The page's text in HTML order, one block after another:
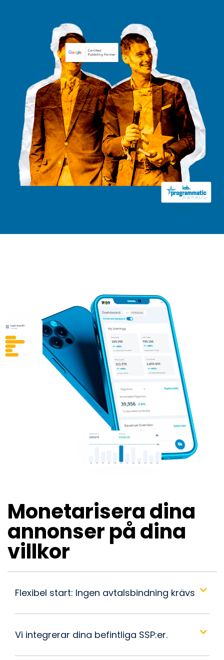
Monetarisera dina
annonser på dina
villkor
Flexibel start: Ingen avtalsbindning krävs
Vi integrerar dina befintliga SSP:er.